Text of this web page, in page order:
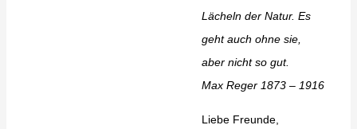
Lächeln der Natur. Es
geht auch ohne sie,
aber nicht so gut.
Max Reger 1873 – 1916
Liebe Freunde,